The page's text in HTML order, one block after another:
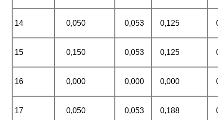
14 0,050 0,053 0,125
15 0,150 0,053 0,125
16 0,000 0,000 0,000
17 0,050 0,053 0,188